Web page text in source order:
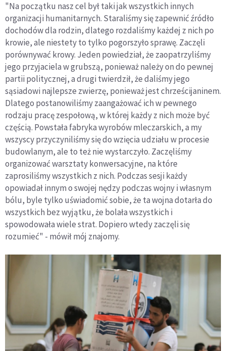
"Na początku nasz cel był taki jak wszystkich innych
organizacji humanitarnych. Staraliśmy się zapewnić źródło
dochodów dla rodzin, dlatego rozdaliśmy każdej z nich po
krowie, ale niestety to tylko pogorszyło sprawę. Zaczęli
porównywać krowy. Jeden powiedział, że zaopatrzyliśmy
jego przyjaciela w grubszą, ponieważ należy on do pewnej
partii politycznej, a drugi twierdził, że daliśmy jego
sąsiadowi najlepsze zwierzę, ponieważ jest chrześcijaninem.
Dlatego postanowiliśmy zaangażować ich w pewnego
rodzaju pracę zespołową, w której każdy z nich może być
częścią. Powstała fabryka wyrobów mleczarskich, a my
wszyscy przyczyniliśmy się do wzięcia udziału w procesie
budowlanym, ale to też nie wystarczyło. Zaczęliśmy
organizować warsztaty konwersacyjne, na które
zaprosiliśmy wszystkich z nich. Podczas sesji każdy
opowiadał innym o swojej nędzy podczas wojny i własnym
bólu, byle tylko uświadomić sobie, że ta wojna dotarła do
wszystkich bez wyjątku, że bolała wszystkich i
spowodowała wiele strat. Dopiero wtedy zaczęli się
rozumieć" - mówił mój znajomy.